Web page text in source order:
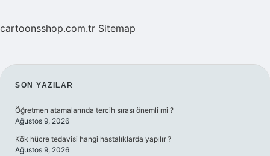
cartoonsshop.com.tr Sitemap
SIDEBAR
SON YAZILAR
Öğretmen atamalarında tercih sırası önemli mi ?
Ağustos 9, 2026
Kök hücre tedavisi hangi hastalıklarda yapılır ?
Ağustos 9, 2026